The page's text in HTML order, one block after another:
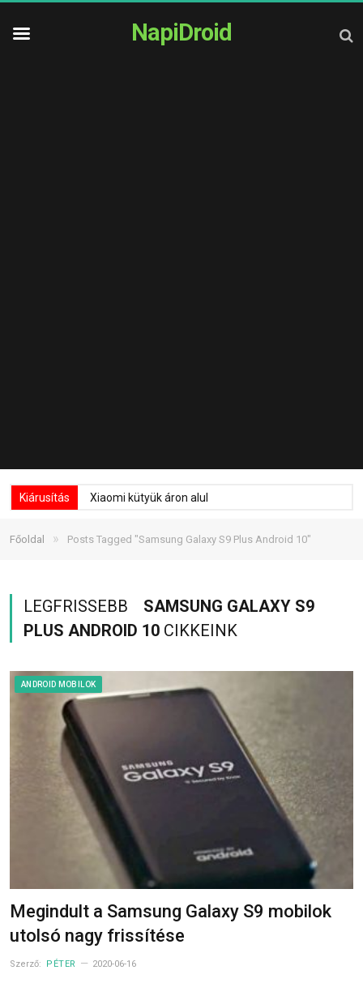
NapiDroid
Kiárusítás Xiaomi kütyük áron alul
Főoldal » Posts Tagged "Samsung Galaxy S9 Plus Android 10"
LEGFRISSEBB
SAMSUNG GALAXY S9
PLUS ANDROID 10 CIKKEINK
ANDROID MOBILOK
Megindult a Samsung Galaxy S9 mobilok
utolsó nagy frissítése
Szerző: PÉTER 2020-06-16